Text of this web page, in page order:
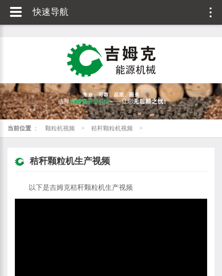
当前位置 ： 颗粒机视频 > 秸秆颗粒机视频 >
秸秆颗粒机生产视频
以下是吉姆克秸秆颗粒机生产视频
快速导航